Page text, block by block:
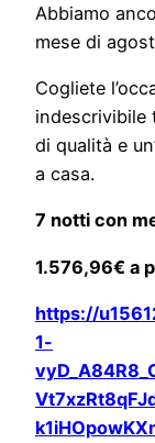
Abbiamo
mese di
Cogliete
indescrivibile
di qualità e
a casa.
7 notti con
1.576,96€ a
https://
1-